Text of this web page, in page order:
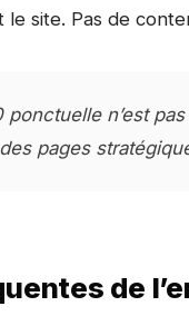
le site. Pas de
ponctuelle n’est
pages
de